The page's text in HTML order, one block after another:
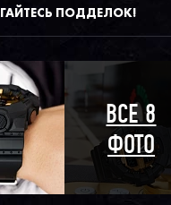
ПОДДЕЛОК!
ВСЕ 8
ФОТО